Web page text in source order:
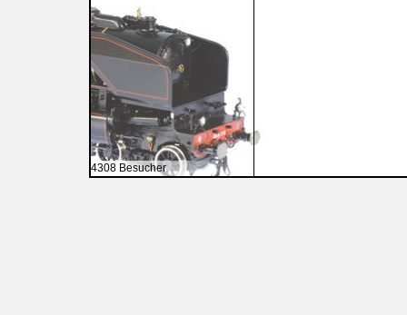
4308 Besucher